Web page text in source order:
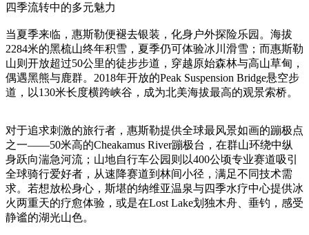
四季流转中的多元魅力
当夏季来临，惠斯勒便褪去银装，化身户外探险乐园。海拔
2284米的黑梳山终年积雪，夏季仍可体验冰川滑雪；而惠斯勒
山则开放超过50公里的徒步步道，穿越原始森林与高山草甸，
偶遇黑熊与鹿群。2018年开放的Peak Suspension Bridge悬空步
道，以130米长度横跨峡谷，成为北美海拔最高的观景索桥。
对于追求刺激的旅行者，惠斯勒提供全球最风景如画的蹦极点
之一——50米高的Cheakamus River蹦极台，在群山环绕中纵
身跃向湍急河流；山地自行车公园则以400公顷专业赛道吸引
全球骑行爱好者，从速降赛道到林间小径，满足不同技术需
求。若想放松身心，斯堪的纳维亚温泉与四季水疗中心提供冰
火两重天的疗愈体验，或是在Lost Lake划独木舟、垂钓，感受
静谧的湖光山色。